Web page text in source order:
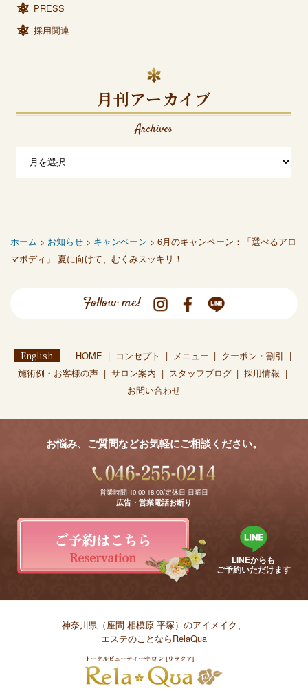
PRESS
採用関連
月刊アーカイブ
Archives
ホーム > お知らせ > キャンペーン > 6月のキャンペーン：「選べるアロ
マボディ」 夏に向けて、むくみスッキリ！
Follow me!
English HOME コンセプト メニュー
クーポン・割引
施術例・お客様の声
サロン案内 スタッフブログ
採用情報
お問い合わせ
お悩み、ご質問などお気軽にご相談ください。
営業時間 10:00-18:00/定休日 日曜日
広告・営業電話お断り
LINEからも
ご予約いただけます
神奈川県（座間 相模原 平塚）のアイメイク、
エステのことならRelaQua